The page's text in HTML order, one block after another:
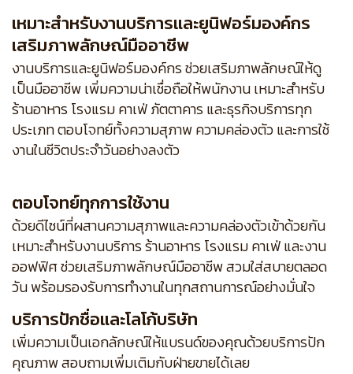
เหมาะสำหรับงานบริการและยูนิฟอร์มองค์กร
เสริมภาพลักษณ์มืออาชีพ
งานบริการและยูนิฟอร์มองค์กร ช่วยเสริมภาพลักษณ์ให้ดู
เป็นมืออาชีพ เพิ่มความน่าเชื่อถือให้พนักงาน เหมาะสำหรับ
ร้านอาหาร โรงแรม คาเฟ่ ภัตตาคาร และธุรกิจบริการทุก
ประเภท ตอบโจทย์ทั้งความสุภาพ ความคล่องตัว และการใช้
งานในชีวิตประจำวันอย่างลงตัว
ตอบโจทย์ทุกการใช้งาน
ด้วยดีไซน์ที่ผสานความสุภาพและความคล่องตัวเข้าด้วยกัน
เหมาะสำหรับงานบริการ ร้านอาหาร โรงแรม คาเฟ่ และงาน
ออฟฟิศ ช่วยเสริมภาพลักษณ์มืออาชีพ สวมใส่สบายตลอด
วัน พร้อมรองรับการทำงานในทุกสถานการณ์อย่างมั่นใจ
บริการปักชื่อและโลโก้บริษัท
เพิ่มความเป็นเอกลักษณ์ให้แบรนด์ของคุณด้วยบริการปัก
คุณภาพ สอบถามเพิ่มเติมกับฝ่ายขายได้เลย